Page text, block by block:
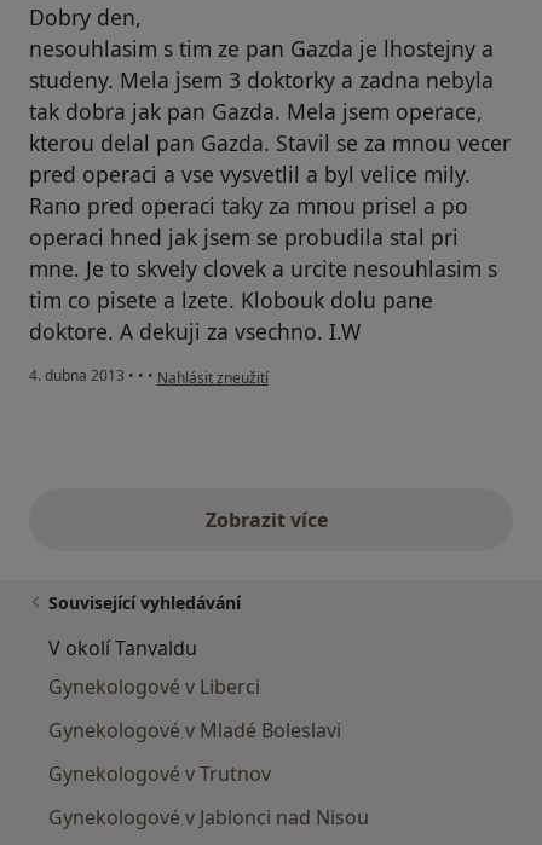
Dobry den,
nesouhlasim s tim ze pan Gazda je lhostejny a
studeny. Mela jsem 3 doktorky a zadna nebyla
tak dobra jak pan Gazda. Mela jsem operace,
kterou delal pan Gazda. Stavil se za mnou vecer
pred operaci a vse vysvetlil a byl velice mily.
Rano pred operaci taky za mnou prisel a po
operaci hned jak jsem se probudila stal pri
mne. Je to skvely clovek a urcite nesouhlasim s
tim co pisete a lzete. Klobouk dolu pane
doktore. A dekuji za vsechno. I.W
4. dubna 2013 • • • podle názoru uživatele Váš účet byl odstraněn
Nahlásit zneužití
Zobrazit vícevýše uvedené názory
Související vyhledávání
V okolí Tanvaldu
Gynekologové v Liberci
Gynekologové v Mladé Boleslavi
Gynekologové v Trutnov
Gynekologové v Jablonci nad Nisou